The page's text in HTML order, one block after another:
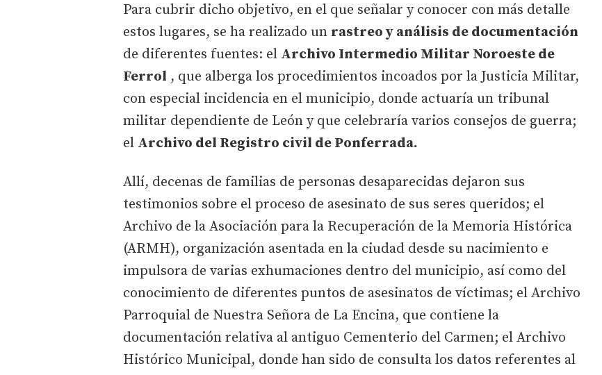
Para cubrir dicho objetivo, en el que señalar y conocer con más detalle
estos lugares, se ha realizado un rastreo y análisis de documentación
de diferentes fuentes: el Archivo Intermedio Militar Noroeste de
Ferrol , que alberga los procedimientos incoados por la Justicia Militar,
con especial incidencia en el municipio, donde actuaría un tribunal
militar dependiente de León y que celebraría varios consejos de guerra;
el Archivo del Registro civil de Ponferrada.
Allí, decenas de familias de personas desaparecidas dejaron sus
testimonios sobre el proceso de asesinato de sus seres queridos; el
Archivo de la Asociación para la Recuperación de la Memoria Histórica
(ARMH), organización asentada en la ciudad desde su nacimiento e
impulsora de varias exhumaciones dentro del municipio, así como del
conocimiento de diferentes puntos de asesinatos de víctimas; el Archivo
Parroquial de Nuestra Señora de La Encina, que contiene la
documentación relativa al antiguo Cementerio del Carmen; el Archivo
Histórico Municipal, donde han sido de consulta los datos referentes al